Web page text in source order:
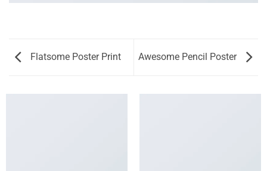
Flatsome Poster Print Awesome Pencil Poster